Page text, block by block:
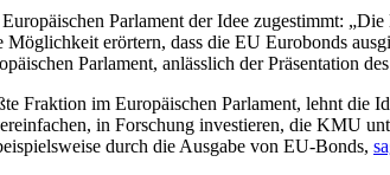
Parlament der Idee zugestimmt:
erörtern, dass die EU Eurobonds
Parlament, anlässlich der Präsentation
Fraktion im Europäischen Parlament, lehnt die
in Forschung investieren, die KMU
durch die Ausgabe von EU-Bonds,